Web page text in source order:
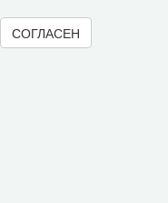
Журналы ВолНЦ РАН
СОГЛАСЕН